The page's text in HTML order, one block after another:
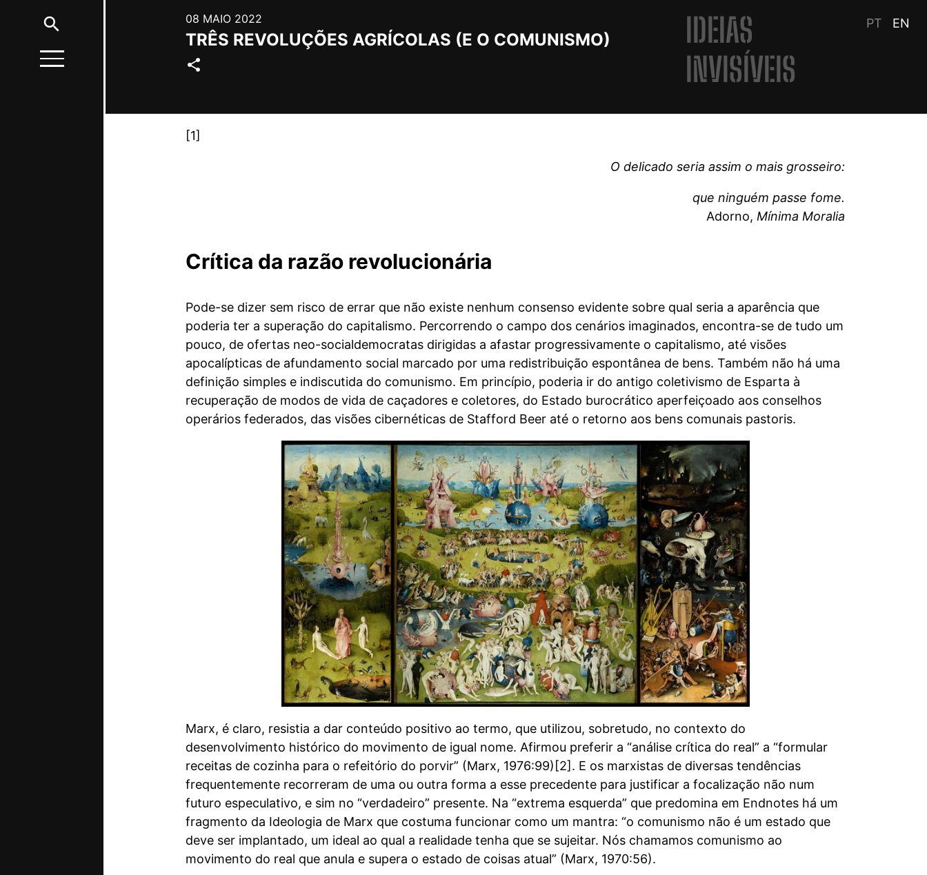
PT EN
search
IDEIAS
INVISÍVEIS
08 MAIO 2022
TRÊS REVOLUÇÕES AGRÍCOLAS (E O COMUNISMO)
share
[1]
O delicado seria assim o mais grosseiro:
que ninguém passe fome.
Adorno, Mínima Moralia
Crítica da razão revolucionária
Pode-se dizer sem risco de errar que não existe nenhum consenso evidente sobre qual seria a aparência que
poderia ter a superação do capitalismo. Percorrendo o campo dos cenários imaginados, encontra-se de tudo um
pouco, de ofertas neo-socialdemocratas dirigidas a afastar progressivamente o capitalismo, até visões
apocalípticas de afundamento social marcado por uma redistribuição espontânea de bens. Também não há uma
definição simples e indiscutida do comunismo. Em princípio, poderia ir do antigo coletivismo de Esparta à
recuperação de modos de vida de caçadores e coletores, do Estado burocrático aperfeiçoado aos conselhos
operários federados, das visões cibernéticas de Stafford Beer até o retorno aos bens comunais pastoris.
Marx, é claro, resistia a dar conteúdo positivo ao termo, que utilizou, sobretudo, no contexto do
desenvolvimento histórico do movimento de igual nome. Afirmou preferir a “análise crítica do real” a “formular
receitas de cozinha para o refeitório do porvir” (Marx, 1976:99)[2]. E os marxistas de diversas tendências
frequentemente recorreram de uma ou outra forma a esse precedente para justificar a focalização não num
futuro especulativo, e sim no “verdadeiro” presente. Na “extrema esquerda” que predomina em Endnotes há um
fragmento da Ideologia de Marx que costuma funcionar como um mantra: “o comunismo não é um estado que
deve ser implantado, um ideal ao qual a realidade tenha que se sujeitar. Nós chamamos comunismo ao
movimento do real que anula e supera o estado de coisas atual” (Marx, 1970:56).